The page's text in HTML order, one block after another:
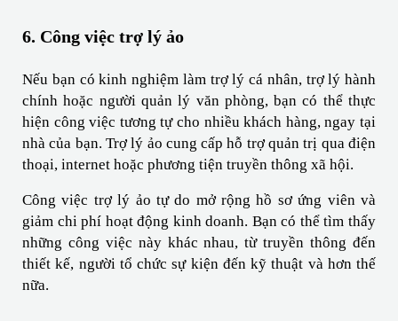
6. Công việc trợ lý ảo
Nếu bạn có kinh nghiệm làm trợ lý cá nhân, trợ lý hành
chính hoặc người quản lý văn phòng, bạn có thể thực
hiện công việc tương tự cho nhiều khách hàng, ngay tại
nhà của bạn. Trợ lý ảo cung cấp hỗ trợ quản trị qua điện
thoại, internet hoặc phương tiện truyền thông xã hội.
Công việc trợ lý ảo tự do mở rộng hồ sơ ứng viên và
giảm chi phí hoạt động kinh doanh. Bạn có thể tìm thấy
những công việc này khác nhau, từ truyền thông đến
thiết kế, người tổ chức sự kiện đến kỹ thuật và hơn thế
nữa.